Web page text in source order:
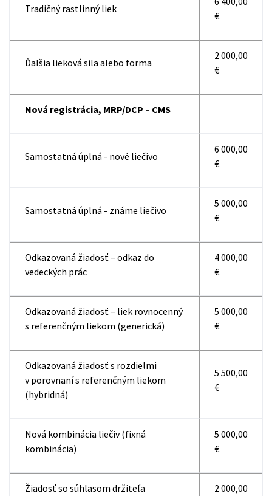
Tradičný rastlinný liek
€
Ďalšia lieková sila alebo forma
2 000,00
€
Nová registrácia, MRP/DCP – CMS
Samostatná úplná - nové liečivo
6 000,00
€
Samostatná úplná - známe liečivo
5 000,00
€
Odkazovaná žiadosť – odkaz do
vedeckých prác
4 000,00
€
Odkazovaná žiadosť – liek rovnocenný
s referenčným liekom (generická)
5 000,00
€
Odkazovaná žiadosť s rozdielmi
v porovnaní s referenčným liekom
(hybridná)
5 500,00
€
Nová kombinácia liečiv (fixná
kombinácia)
5 000,00
€
Žiadosť so súhlasom držiteľa
2 000,00